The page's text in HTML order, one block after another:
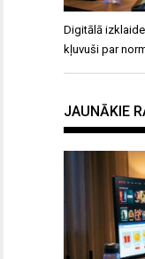
Digitālā
kļuvuši par
JAUNĀKIE